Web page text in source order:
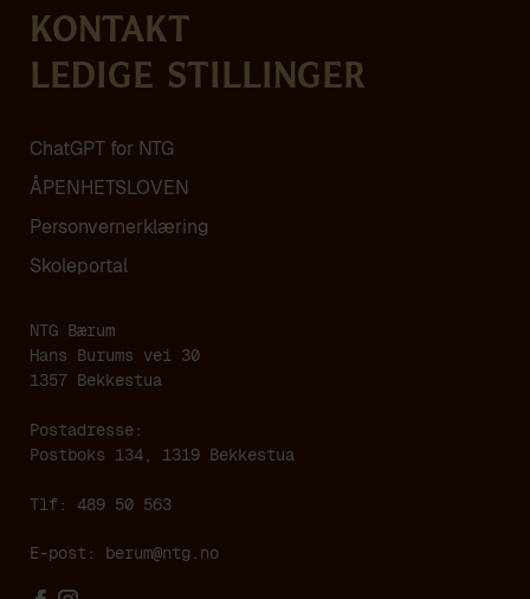
Kontakt
Ledige stillinger
ChatGPT for NTG
ÅPENHETSLOVEN
Personvern­erklæring
Skoleportal
NTG Bærum
Hans Burums vei 30
1357 Bekkestua
Postadresse:
Postboks 134, 1319 Bekkestua
Tlf: 489 50 563
E-post: berum@ntg.no